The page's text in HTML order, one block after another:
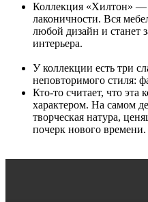
Коллекция «Хилтон» —
лаконичности. Вся
любой дизайн и станет
интерьера.
У коллекции есть три
неповторимого стиля:
Кто-то считает, что эта
характером. На самом
творческая натура,
почерк нового времени.